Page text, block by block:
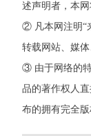
述声明者，本
② 凡本网注明“
转载网站、媒
③ 由于网络的
品的著作权人
布的拥有完全版